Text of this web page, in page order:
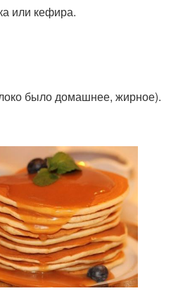
или кефира.
было домашнее, жирное).